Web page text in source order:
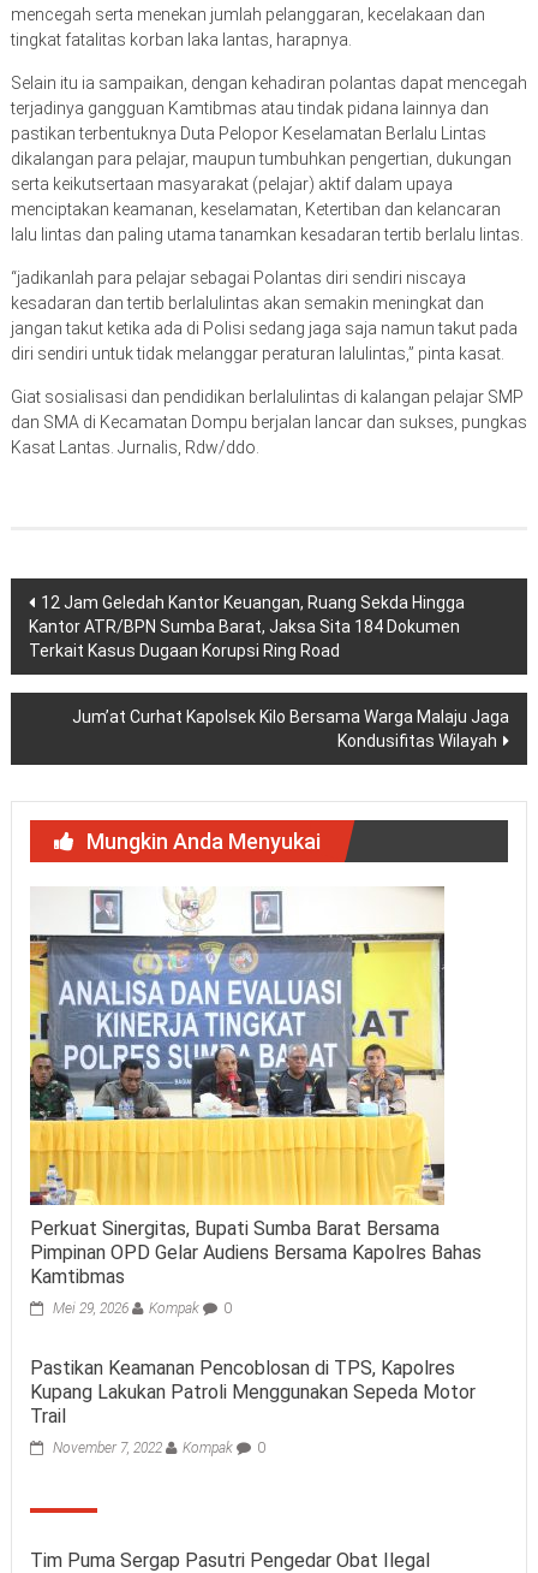
mencegah serta menekan jumlah pelanggaran, kecelakaan dan
tingkat fatalitas korban laka lantas, harapnya.
Selain itu ia sampaikan, dengan kehadiran polantas dapat mencegah
terjadinya gangguan Kamtibmas atau tindak pidana lainnya dan
pastikan terbentuknya Duta Pelopor Keselamatan Berlalu Lintas
dikalangan para pelajar, maupun tumbuhkan pengertian, dukungan
serta keikutsertaan masyarakat (pelajar) aktif dalam upaya
menciptakan keamanan, keselamatan, Ketertiban dan kelancaran
lalu lintas dan paling utama tanamkan kesadaran tertib berlalu lintas.
“jadikanlah para pelajar sebagai Polantas diri sendiri niscaya
kesadaran dan tertib berlalulintas akan semakin meningkat dan
jangan takut ketika ada di Polisi sedang jaga saja namun takut pada
diri sendiri untuk tidak melanggar peraturan lalulintas,” pinta kasat.
Giat sosialisasi dan pendidikan berlalulintas di kalangan pelajar SMP
dan SMA di Kecamatan Dompu berjalan lancar dan sukses, pungkas
Kasat Lantas. Jurnalis, Rdw/ddo.
Navigasi
pos
12 Jam Geledah Kantor Keuangan, Ruang Sekda Hingga
Kantor ATR/BPN Sumba Barat, Jaksa Sita 184 Dokumen
Terkait Kasus Dugaan Korupsi Ring Road
Jum’at Curhat Kapolsek Kilo Bersama Warga Malaju Jaga
Kondusifitas Wilayah
Mungkin Anda Menyukai
Perkuat Sinergitas, Bupati Sumba Barat Bersama
Pimpinan OPD Gelar Audiens Bersama Kapolres Bahas
Kamtibmas
Mei 29, 2026 Kompak 0
Pastikan Keamanan Pencoblosan di TPS, Kapolres
Kupang Lakukan Patroli Menggunakan Sepeda Motor
Trail
November 7, 2022 Kompak 0
Tim Puma Sergap Pasutri Pengedar Obat Ilegal